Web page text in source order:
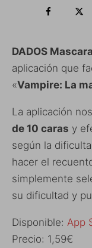
DADOS
aplicación que
«Vampire: La
La aplicación
de 10 caras y
según la
hacer el
simplemente
su dificultad y
Disponible: App
Precio: 1,59€